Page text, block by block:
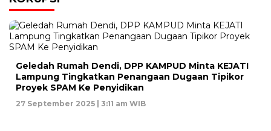
Geledah Rumah Dendi, DPP KAMPUD Minta KEJATI
Lampung Tingkatkan Penangaan Dugaan Tipikor
Proyek SPAM Ke Penyidikan
27 September 2025 | 3:11 am WIB